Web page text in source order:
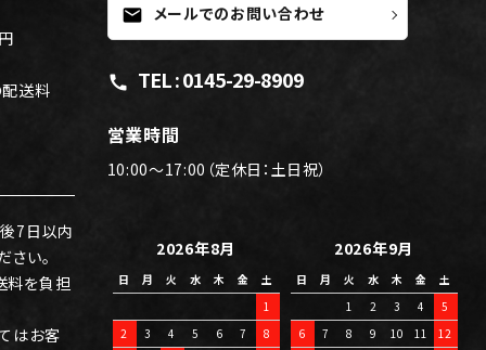
送料
7日以内
さい。
料を負担
はお客
mail メールでのお問い合わせ
call TEL : 0145-29-8909
営業時間
10:00～17:00（定休日：土日祝）
2026年8月
日 月 火 水 木 金
土
1
2
3 4 5 6 7 8
2026年9月
日 月 火 水 木 金
土
1
2 3 4
5
6
7 8 9 10 11 12